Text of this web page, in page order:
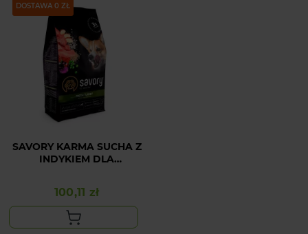
DOSTAWA 0 ZŁ
SAVORY KARMA SUCHA Z
INDYKIEM DLA
WSZYSTKICH RAS 3 KG
Cena
100,11 zł